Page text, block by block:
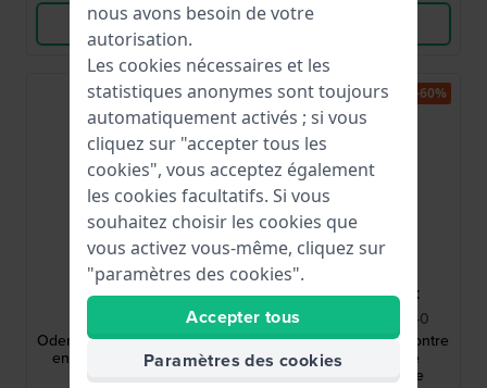
Voir les produits
Voir les produits
Danish Design
Oder 34 mm Montre design
en titane pour hommes
-40%
Maurice Lacroix
AI2008-70070-300-0
Aikon #Tide 40 mm Montre
en résine recyclée
fabriquée en Suisse
-60%
nous avons besoin de votre
autorisation.
Les cookies nécessaires et les
statistiques anonymes sont toujours
automatiquement activés ; si vous
cliquez sur "accepter tous les
cookies", vous acceptez également
les cookies facultatifs. Si vous
souhaitez choisir les cookies que
vous activez vous-même, cliquez sur
"paramètres des cookies".
Accepter tous
Paramètres des cookies